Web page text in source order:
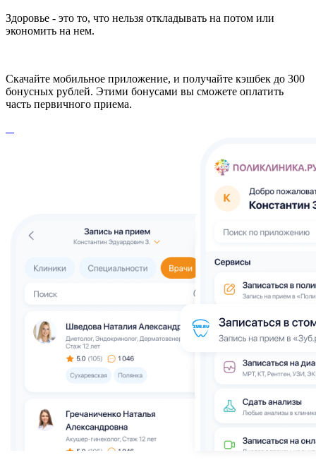
Здоровье - это то, что нельзя откладывать на потом или
экономить на нем.
Скачайте мобильное приложение, и получайте кэшбек до 300
бонусных рублей. Этими бонусами вы сможете оплатить
часть первичного приема.